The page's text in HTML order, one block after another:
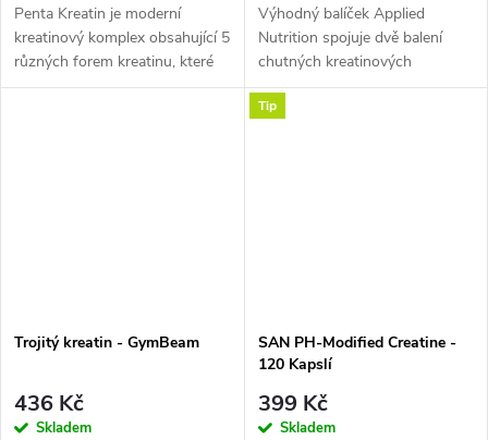
Penta Kreatin je moderní
kreatinový komplex obsahující 5
různých forem kreatinu, které
doplňuje taurin, hořčík, vitamín
Výhodný balíček Applied
Nutrition spojuje dvě balení
chutných kreatinových
bonbonů a stylové sportovní
tričko jako dárek. Celkem
Trojitý kreatin - GymBeam
436 Kč
Skladem
Tip
SAN PH-Modified Creatine -
120 Kapslí
399 Kč
Skladem